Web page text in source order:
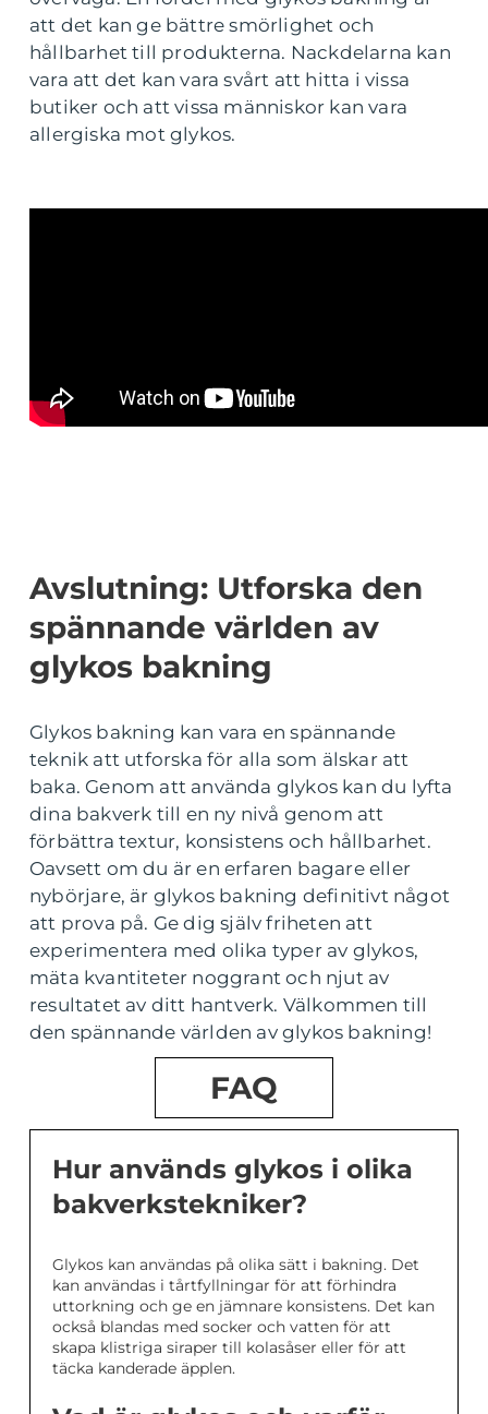
att det kan ge bättre smörlighet och
hållbarhet till produkterna. Nackdelarna kan
vara att det kan vara svårt att hitta i vissa
butiker och att vissa människor kan vara
allergiska mot glykos.
Avslutning: Utforska den
spännande världen av
glykos bakning
Glykos bakning kan vara en spännande
teknik att utforska för alla som älskar att
baka. Genom att använda glykos kan du lyfta
dina bakverk till en ny nivå genom att
förbättra textur, konsistens och hållbarhet.
Oavsett om du är en erfaren bagare eller
nybörjare, är glykos bakning definitivt något
att prova på. Ge dig själv friheten att
experimentera med olika typer av glykos,
mäta kvantiteter noggrant och njut av
resultatet av ditt hantverk. Välkommen till
den spännande världen av glykos bakning!
FAQ
Hur används glykos i olika
bakverkstekniker?
Glykos kan användas på olika sätt i bakning. Det
kan användas i tårtfyllningar för att förhindra
uttorkning och ge en jämnare konsistens. Det kan
också blandas med socker och vatten för att
skapa klistriga siraper till kolasåser eller för att
täcka kanderade äpplen.